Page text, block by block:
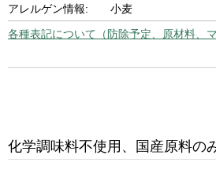
アレルゲン情報:
小麦
各種表記について（防除予定、原材料、マ
化学調味料不使用、国産原料の